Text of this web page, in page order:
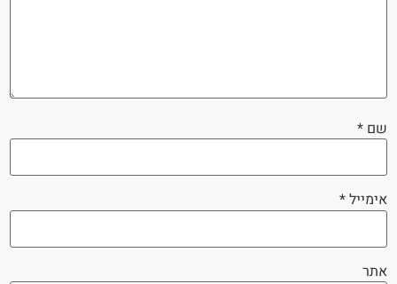
שם *
אימייל*
אתר